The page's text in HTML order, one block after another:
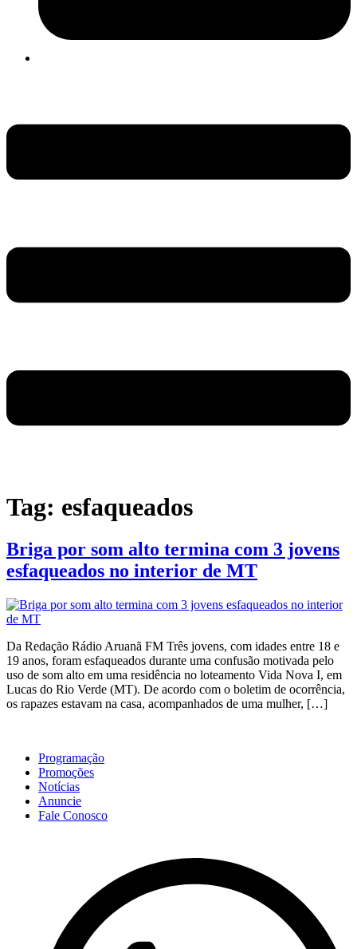
Tag: esfaqueados
Briga por som alto termina com 3 jovens
esfaqueados no interior de MT
Da Redação Rádio Aruanã FM Três jovens, com idades entre 18 e
19 anos, foram esfaqueados durante uma confusão motivada pelo
uso de som alto em uma residência no loteamento Vida Nova I, em
Lucas do Rio Verde (MT). De acordo com o boletim de ocorrência,
os rapazes estavam na casa, acompanhados de uma mulher, […]
Programação
Promoções
Notícias
Anuncie
Fale Conosco